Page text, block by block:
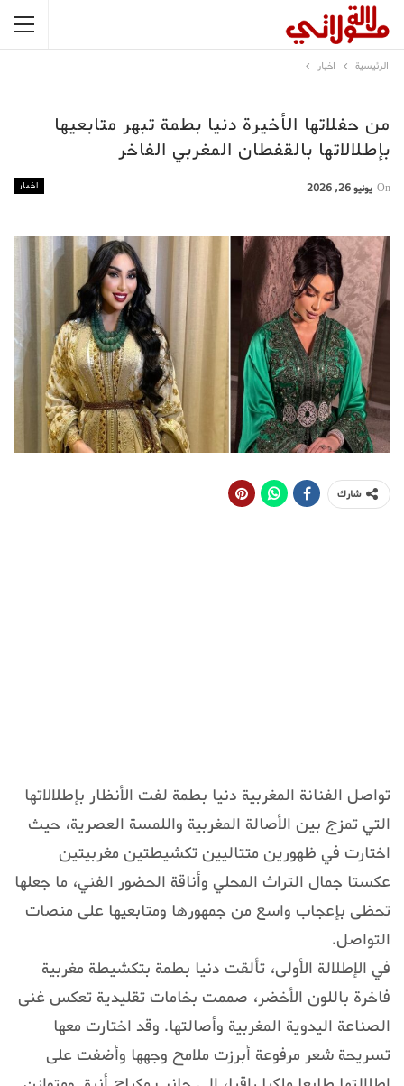
الرئيسية اخبار
من حفلاتها الأخيرة دنيا بطمة تبهر متابعيها
بإطلالاتها بالقفطان المغربي الفاخر
اخبار On يونيو 26, 2026
شارك
تواصل الفنانة المغربية دنيا بطمة لفت الأنظار بإطلالاتها
التي تمزج بين الأصالة المغربية واللمسة العصرية، حيث
اختارت في ظهورين متتاليين تكشيطتين مغربيتين
عكستا جمال التراث المحلي وأناقة الحضور الفني، ما جعلها
تحظى بإعجاب واسع من جمهورها ومتابعيها على منصات
التواصل.
في الإطلالة الأولى، تألقت دنيا بطمة بتكشيطة مغربية
فاخرة باللون الأخضر، صممت بخامات تقليدية تعكس غنى
الصناعة اليدوية المغربية وأصالتها. وقد اختارت معها
تسريحة شعر مرفوعة أبرزت ملامح وجهها وأضفت على